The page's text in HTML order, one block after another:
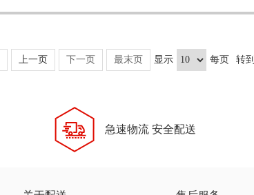
上一页 下一页 最末页 显示 每页 转到
急速物流 安全配送